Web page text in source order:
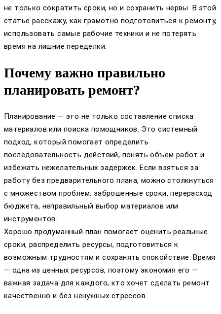
не только сократить сроки, но и сохранить нервы. В этой
статье расскажу, как грамотно подготовиться к ремонту,
использовать самые рабочие техники и не потерять
время на лишние переделки.
Почему важно правильно
планировать ремонт?
Планирование — это не только составление списка
материалов или поиска помощников. Это системный
подход, который помогает определить
последовательность действий, понять объем работ и
избежать нежелательных задержек. Если взяться за
работу без предварительного плана, можно столкнуться
с множеством проблем: заброшенные сроки, перерасход
бюджета, неправильный выбор материалов или
инструментов.
Хорошо продуманный план помогает оценить реальные
сроки, распределить ресурсы, подготовиться к
возможным трудностям и сохранять спокойствие. Время
— одна из ценных ресурсов, поэтому экономия его —
важная задача для каждого, кто хочет сделать ремонт
качественно и без ненужных стрессов.